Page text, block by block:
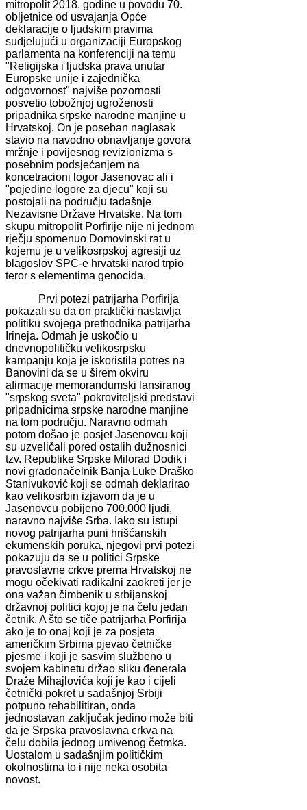
mitropolit 2018. godine u povodu 70.
obljetnice od usvajanja Opće
deklaracije o ljudskim pravima
sudjelujući u organizaciji Europskog
parlamenta na konferenciji na temu
"Religijska i ljudska prava unutar
Europske unije i zajednička
odgovornost" najviše pozornosti
posvetio tobožnjoj ugroženosti
pripadnika srpske narodne manjine u
Hrvatskoj. On je poseban naglasak
stavio na navodno obnavljanje govora
mržnje i povijesnog revizionizma s
posebnim podsjećanjem na
koncetracioni logor Jasenovac ali i
"pojedine logore za djecu" koji su
postojali na području tadašnje
Nezavisne Države Hrvatske. Na tom
skupu mitropolit Porfirije nije ni jednom
rječju spomenuo Domovinski rat u
kojemu je u velikosrpskoj agresiji uz
blagoslov SPC-e hrvatski narod trpio
teror s elementima genocida.
Prvi potezi patrijarha Porfirija
pokazali su da on praktički nastavlja
politiku svojega prethodnika patrijarha
Irineja. Odmah je uskočio u
dnevnopolitičku velikosrpsku
kampanju koja je iskoristila potres na
Banovini da se u širem okviru
afirmacije memorandumski lansiranog
"srpskog sveta" pokroviteljski predstavi
pripadnicima srpske narodne manjine
na tom području. Naravno odmah
potom došao je posjet Jasenovcu koji
su uzveličali pored ostalih dužnosnici
tzv. Republike Srpske Milorad Dodik i
novi gradonačelnik Banja Luke Draško
Stanivuković koji se odmah deklarirao
kao velikosrbin izjavom da je u
Jasenovcu pobijeno 700.000 ljudi,
naravno najviše Srba. Iako su istupi
novog patrijarha puni hrišćanskih
ekumenskih poruka, njegovi prvi potezi
pokazuju da se u politici Srpske
pravoslavne crkve prema Hrvatskoj ne
mogu očekivati radikalni zaokreti jer je
ona važan čimbenik u srbijanskoj
državnoj politici kojoj je na čelu jedan
četnik. A što se tiče patrijarha Porfirija
ako je to onaj koji je za posjeta
američkim Srbima pjevao četničke
pjesme i koji je sasvim službeno u
svojem kabinetu držao sliku đenerala
Draže Mihajlovića koji je kao i cijeli
četnički pokret u sadašnjoj Srbiji
potpuno rehabilitiran, onda
jednostavan zaključak jedino može biti
da je Srpska pravoslavna crkva na
čelu dobila jednog umivenog četmka.
Uostalom u sadašnjim političkim
okolnostima to i nije neka osobita
novost.